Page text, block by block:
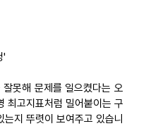
'
못해 문제를 일으켰다는 오
최고지표처럼 밀어붙이는 구
지 뚜렷이 보여주고 있습니